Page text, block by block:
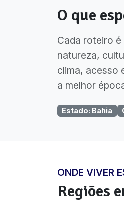
O que
Cada roteiro
natureza,
clima, acesso
a melhor
Estado: Bahia
ONDE VIVER
Regiões